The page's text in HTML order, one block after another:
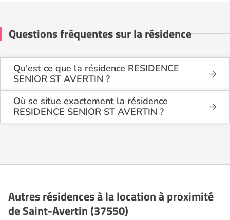
Questions fréquentes sur la résidence
Qu'est ce que la résidence RESIDENCE
SENIOR ST AVERTIN ?
La résidence RESIDENCE SENIOR ST AVERTIN est
une résidence seniors de type résidence services
seniors .
Où se situe exactement la résidence
RESIDENCE SENIOR ST AVERTIN ?
La résidence RESIDENCE SENIOR ST AVERTIN est
Autres résidences à la location à proximité
de Saint-Avertin (37550)